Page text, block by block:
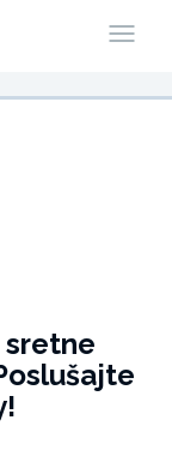
sretne